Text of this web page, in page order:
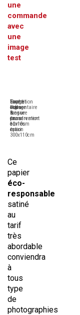
une
commande
avec
une
image
test
Format
sur-
mesure
de
10x10cm
à
300x110cm
Expédition
sous
6
jours
ouvrés
maxi
Contre-
collage
&
encadrement
en
option
Tirage
Pigmentaire
longue
conservation
Ce
papier
éco-
responsable
satiné
au
tarif
très
abordable
conviendra
à
tous
type
de
photographies